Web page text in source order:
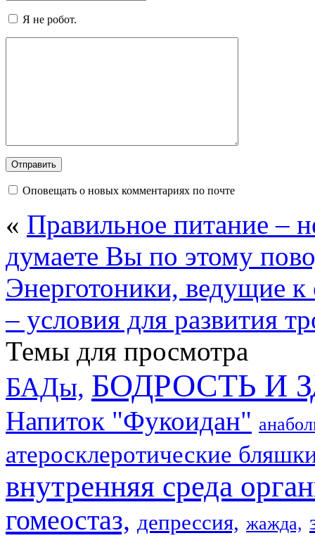
Я не робот.
Оповещать о новых комментариях по почте
« Правильное питание –
думаете Вы по этому
Энерготоники, ведущие
– условия для развития
Темы для просмотра
БАДы, БОДРОСТЬ И
Напиток "Фукоидан"
атеросклеротические
внутренняя среда
гомеостаз, депрессия, жажда,